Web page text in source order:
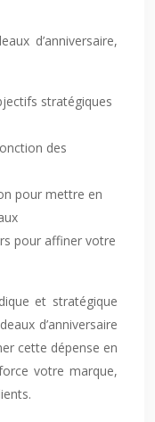
d’anniversaire,
stratégiques
des
pour mettre en
pour affiner votre
et stratégique
d’anniversaire
cette dépense en
votre marque,